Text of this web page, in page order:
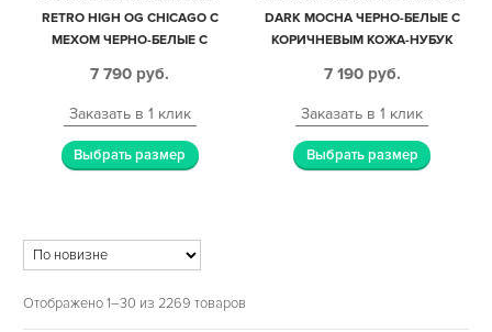
RETRO HIGH OG CHICAGO С
МЕХОМ ЧЕРНО-БЕЛЫЕ С
МУЖСКИЕ-ЖЕНСКИЕ (35-44)
7 790 руб.
Заказать в 1 клик
Выбрать размер
DARK MOCHA ЧЕРНО-БЕЛЫЕ С
КОРИЧНЕВЫМ КОЖА-НУБУК
7 190 руб.
Заказать в 1 клик
Выбрать размер
Отображено 1–30 из 2269 товаров